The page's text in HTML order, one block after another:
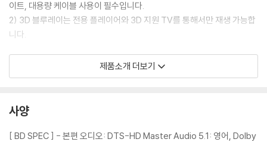
이트, 대용량 케이블 사용이 필수입니다.
2) 3D 블루레이는 전용 플레이어와 3D 지원 TV를 통해서만 재생 가능합
니다.
※ 아웃케이스/구성품/포장 상태
1) 제작/배송 과정에서 경미한 아웃케이스 주름, 모서리 눌림 및 갈라짐이
다.
2) 스틸북 케이스 제작 과정에서 기포 혹은 경미한 인쇄 오류가 발생할 수
있습니다.
제품소개 더보기
사양
[ BD SPEC ] - 본편 오디오: DTS-HD Master Audio 5.1: 영어, Dolby